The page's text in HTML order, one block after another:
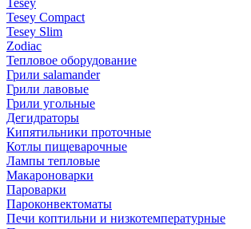
Tesey
Tesey Compact
Tesey Slim
Zodiac
Тепловое оборудование
Грили salamander
Грили лавовые
Грили угольные
Дегидраторы
Кипятильники проточные
Котлы пищеварочные
Лампы тепловые
Макароноварки
Пароварки
Пароконвектоматы
Печи коптильни и низкотемпературные